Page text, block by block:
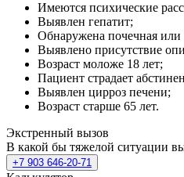
Имеются психические
Выявлен гепатит;
Обнаружена почечная или
Выявлено присутствие
Возраст моложе 18 лет;
Пациент страдает
Выявлен цирроз печени;
Возраст старше 65 лет.
Экстренный вызов
В какой бы тяжелой ситуации
+7 903 646-20-71